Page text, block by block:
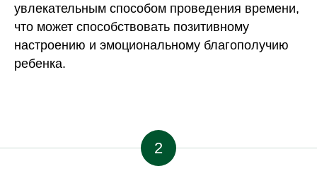
увлекательным способом проведения времени,
что может способствовать позитивному
настроению и эмоциональному благополучию
ребенка.
2